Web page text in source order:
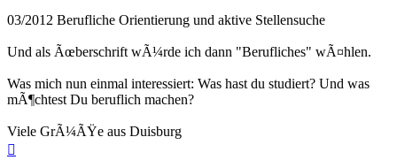
03/2012 Berufliche Orientierung und aktive Stellensuche
Und als Ãœberschrift wÃ¼rde ich dann "Berufliches" wÃ¤hlen.
Was mich nun einmal interessiert: Was hast du studiert? Und was
mÃ¶chtest Du beruflich machen?
Viele GrÃ¼ÃŸe aus Duisburg